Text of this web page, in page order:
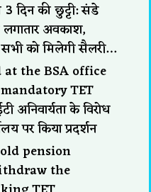
दिन की छुट्टी: संडे
अवकाश,
को मिलेगी सैलरी…
the BSA office
TET
अनिवार्यता के विरोध
पर किया प्रदर्शन
pension
the